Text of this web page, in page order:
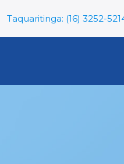
Taquaritinga: (16) 3252-